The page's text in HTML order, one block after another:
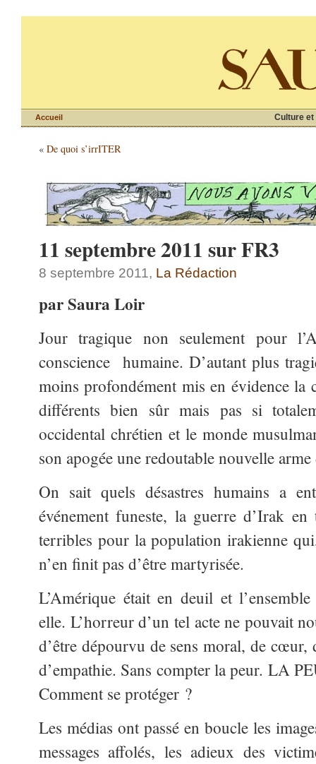
Culture et
Accueil
« De quoi s’irrITER
11 septembre 2011 sur FR3
8 septembre 2011, La Rédaction
par Saura Loir
Jour tragique non seulement pour
conscience humaine. D’autant plus
moins profondément mis en évidence la
différents bien sûr mais pas si
occidental chrétien et le monde
son apogée une redoutable nouvelle
On sait quels désastres humains a
événement funeste, la guerre d’Irak en
terribles pour la population irakienne
n’en finit pas d’être martyrisée.
L’Amérique était en deuil et
elle. L’horreur d’un tel acte ne pouvait
d’être dépourvu de sens moral, de cœur,
d’empathie. Sans compter la peur. LA
Comment se protéger ?
Les médias ont passé en boucle les
messages affolés, les adieux des